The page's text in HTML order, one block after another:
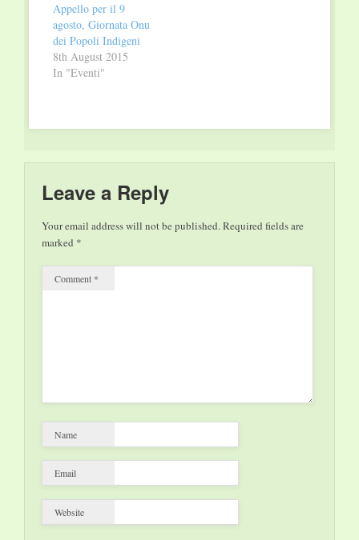
Indiani." Raffaella
Milandri non
nasconde di aver
sentito sempre dentro
di sé un richiamo
Appello per il 9
agosto, Giornata Onu
dei Popoli Indigeni
8th August 2015
In "Eventi"
Leave a Reply
Your email address will not be published.Required fields are
marked *
Comment *
Name
Email
Website